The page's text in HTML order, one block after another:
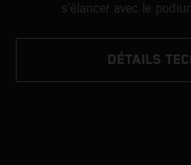
s’élancer avec le
DÉTAILS